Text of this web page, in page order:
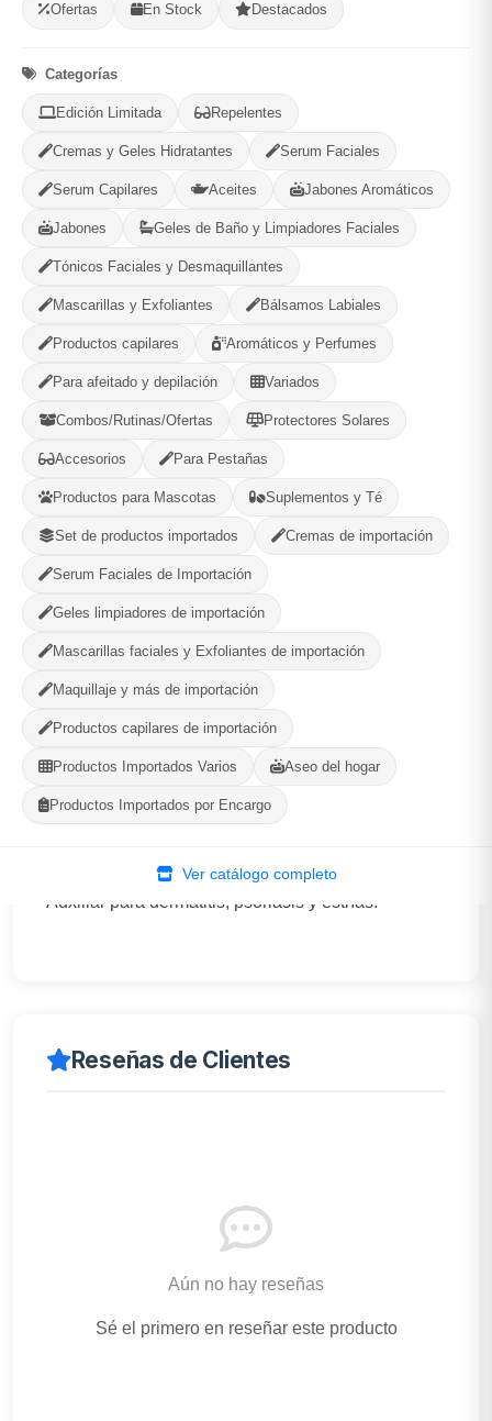
Ofertas En Stock Destacados
Categorías
Edición Limitada Repelentes
Cremas y Geles Hidratantes Serum Faciales
Serum Capilares Aceites Jabones Aromáticos
Jabones Geles de Baño y Limpiadores Faciales
Tónicos Faciales y Desmaquillantes
Mascarillas y Exfoliantes Bálsamos Labiales
Productos capilares Aromáticos y Perfumes
Para afeitado y depilación Variados
Combos/Rutinas/Ofertas Protectores Solares
Accesorios Para Pestañas
Productos para Mascotas Suplementos y Té
Set de productos importados Cremas de importación
Serum Faciales de Importación
Geles limpiadores de importación
Mascarillas faciales y Exfoliantes de importación
Maquillaje y más de importación
Productos capilares de importación
Productos Importados Varios Aseo del hogar
Productos Importados por Encargo
Ver catálogo completo
- +
Compartir Favorito
Efectivo
Gaia Cosmetic
Plaza, La Habana
580 --
CALIFICACIÓN
WhatsApp
Descripción
Antibacteriano y antiinflamatorio. Cicatrizante.
Auxiliar para dermatitis, psoriasis y estrías.
Reseñas de Clientes
Aún no hay reseñas
Sé el primero en reseñar este producto